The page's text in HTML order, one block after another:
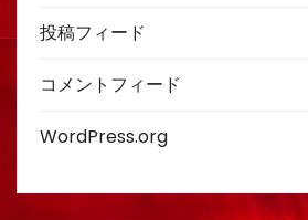
投稿フィード
コメントフィード
WordPress.org